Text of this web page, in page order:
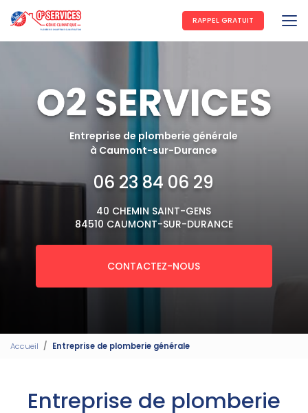
au
contenu
principal
RAPPEL GRATUIT
Entreprise de plomberie générale
à Caumont-sur-Durance
06 23 84 06 29
40 CHEMIN SAINT-GENS
84510 CAUMONT-SUR-DURANCE
CONTACTEZ-NOUS
Accueil Entreprise de plomberie générale
Entreprise de plomberie